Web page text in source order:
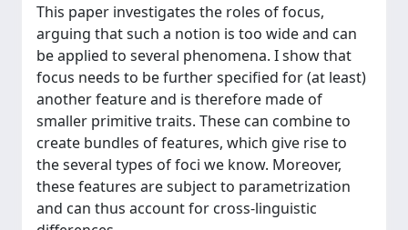
This paper investigates the roles of focus,
arguing that such a notion is too wide and can
be applied to several phenomena. I show that
focus needs to be further specified for (at least)
another feature and is therefore made of
smaller primitive traits. These can combine to
create bundles of features, which give rise to
the several types of foci we know. Moreover,
these features are subject to parametrization
and can thus account for cross-linguistic